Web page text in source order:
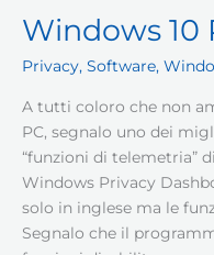
Windows 10
Privacy, Software,
A tutti coloro che non
PC, segnalo uno dei
“funzioni di telemetria”
Windows Privacy
solo in inglese ma le
Segnalo che il